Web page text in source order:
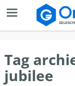
Tag
jubilee